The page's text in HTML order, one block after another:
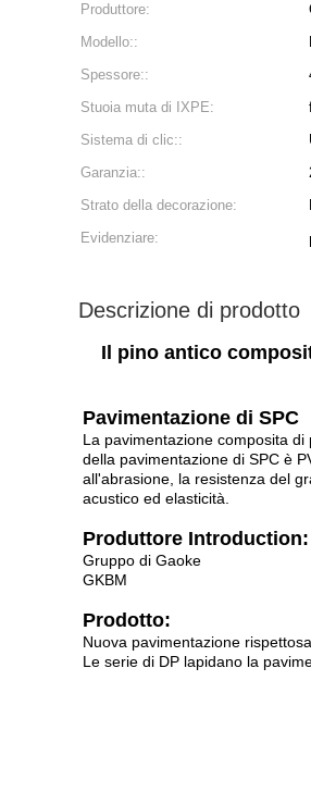
Produttore:
Modello::
Spessore::
Stuoia muta di IXPE:
Sistema di clic::
Garanzia::
Strato della decorazione:
Evidenziare:
Descrizione di prodotto
Il pino antico
Pavimentazione di SPC
La pavimentazione composita
della pavimentazione di SPC è
all'abrasione, la resistenza del
acustico ed elasticità.
Produttore Introduction:
Gruppo di Gaoke
GKBM
Prodotto:
Nuova pavimentazione
Le serie di DP lapidano la